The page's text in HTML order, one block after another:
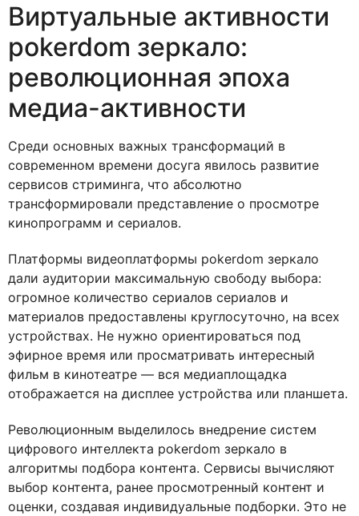
Виртуальные активности
pokerdom зеркало:
революционная эпоха
медиа-активности
Среди основных важных трансформаций в
современном времени досуга явилось развитие
сервисов стриминга, что абсолютно
трансформировали представление о просмотре
кинопрограмм и сериалов.
Платформы видеоплатформы pokerdom зеркало
дали аудитории максимальную свободу выбора:
огромное количество сериалов сериалов и
материалов предоставлены круглосуточно, на всех
устройствах. Не нужно ориентироваться под
эфирное время или просматривать интересный
фильм в кинотеатре — вся медиаплощадка
отображается на дисплее устройства или планшета.
Революционным выделилось внедрение систем
цифрового интеллекта pokerdom зеркало в
алгоритмы подбора контента. Сервисы вычисляют
выбор контента, ранее просмотренный контент и
оценки, создавая индивидуальные подборки. Это не